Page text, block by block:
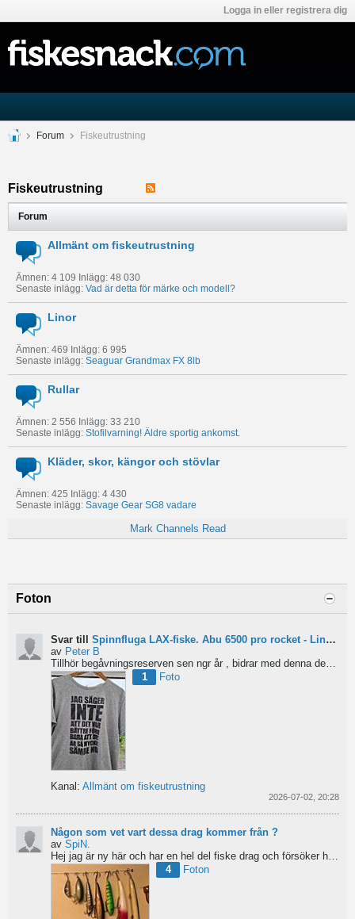
Logga in eller registrera dig
Forum Fiskeutrustning
Fiskeutrustning
Forum
Allmänt om fiskeutrustning
Ämnen: 4 109 Inlägg: 48 030
Senaste inlägg: Vad är detta för märke och modell?
Linor
Ämnen: 469 Inlägg: 6 995
Senaste inlägg: Seaguar Grandmax FX 8lb
Rullar
Ämnen: 2 556 Inlägg: 33 210
Senaste inlägg: Stofilvarning! Äldre sportig ankomst.
Kläder, skor, kängor och stövlar
Ämnen: 425 Inlägg: 4 430
Senaste inlägg: Savage Gear SG8 vadare
Mark Channels Read
Foton
Svar till Spinnfluga LAX-fiske. Abu 6500 pro rocket - Lina för kort?
av Peter B
Tillhör begåvningsreserven sen ngr år , bidrar med denna devis.
1
Foto
Kanal: Allmänt om fiskeutrustning
2026-07-02, 20:28
Någon som vet vart dessa drag kommer från ?
av SpiN.
4
Foton